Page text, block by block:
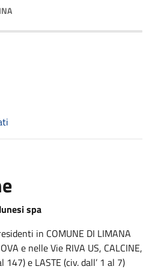
spa
in COMUNE DI LIMANA
e nelle Vie RIVA US, CALCINE,
147) e LASTE (civ. dall’ 1 al 7)